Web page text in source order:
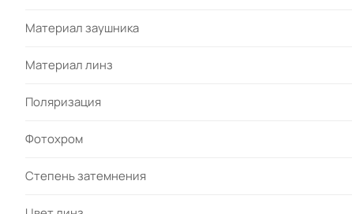
Материал заушника
Материал линз
Поляризация
Фотохром
Степень затемнения